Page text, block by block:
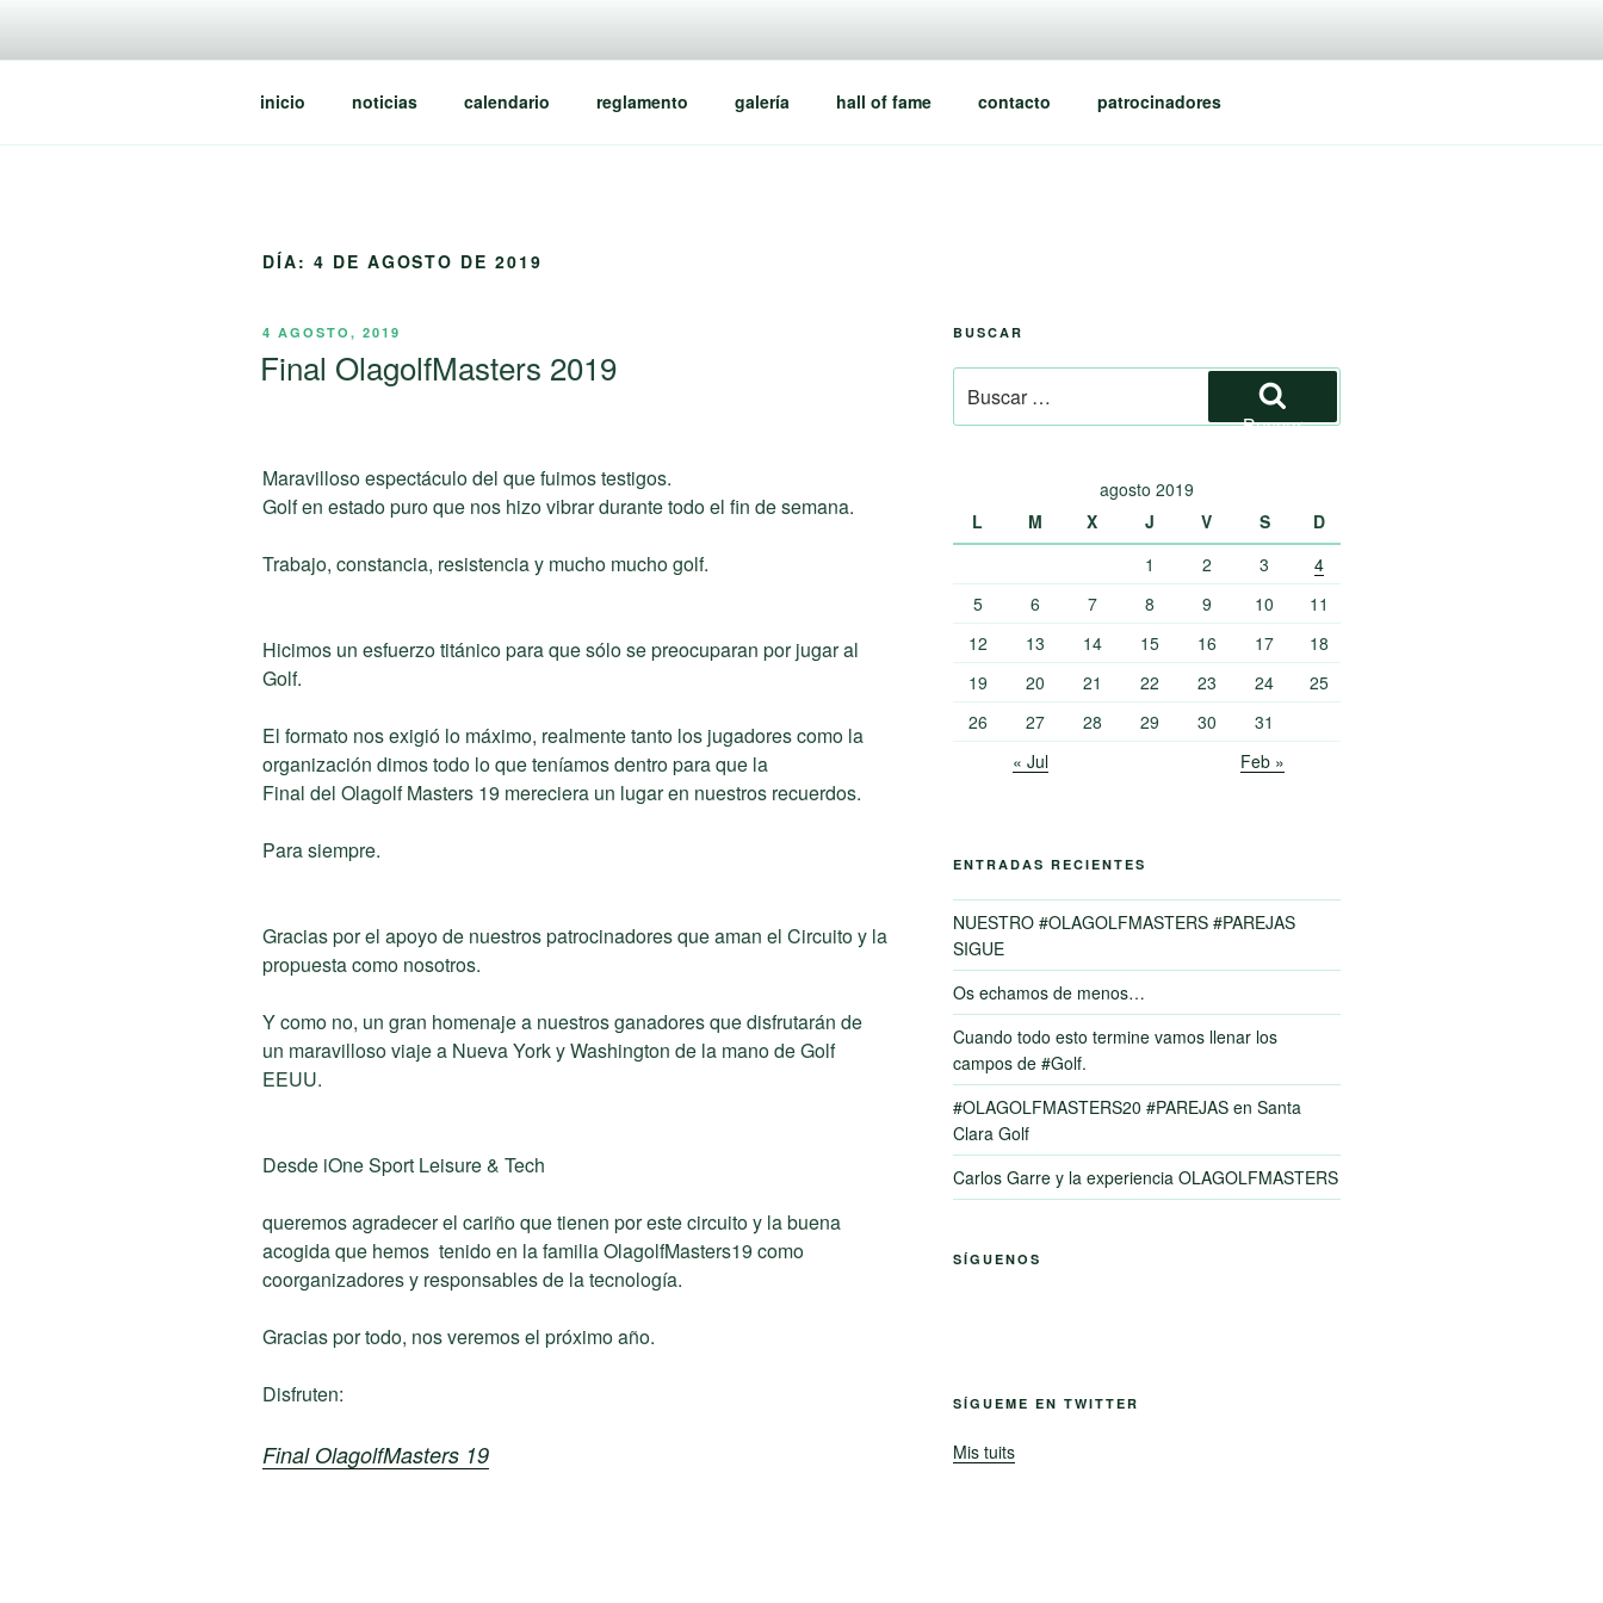
contenido
inicio noticias calendario reglamento galería hall of fame contacto patrocinadores
DÍA: 4 DE AGOSTO DE 2019
PUBLICADO
4 AGOSTO, 2019
Final OlagolfMasters 2019
Maravilloso espectáculo del que fuimos testigos.
Golf en estado puro que nos hizo vibrar durante todo el fin de semana.
Trabajo, constancia, resistencia y mucho mucho golf.
Hicimos un esfuerzo titánico para que sólo se preocuparan por jugar al
Golf.
El formato nos exigió lo máximo, realmente tanto los jugadores como la
organización dimos todo lo que teníamos dentro para que la
Final del Olagolf Masters 19 mereciera un lugar en nuestros recuerdos.
Para siempre.
Gracias por el apoyo de nuestros patrocinadores que aman el Circuito y la
propuesta como nosotros.
Y como no, un gran homenaje a nuestros ganadores que disfrutarán de
un maravilloso viaje a Nueva York y Washington de la mano de Golf
EEUU.
Desde iOne Sport Leisure & Tech
queremos agradecer el cariño que tienen por este circuito y la buena
acogida que hemos tenido en la familia OlagolfMasters19 como
coorganizadores y responsables de la tecnología.
Gracias por todo, nos veremos el próximo año.
Disfruten:
Final OlagolfMasters 19
BUSCAR
por:
Buscar
agosto 2019
L
M X J V S
D
1
2 3
4
5
6 7 8 9 10
11
12
13 14 15 16 17
18
19
20 21 22 23 24
25
26
27 28 29 30
31
« Jul
Feb »
ENTRADAS RECIENTES
NUESTRO #OLAGOLFMASTERS #PAREJAS
SIGUE
Os echamos de menos…
Cuando todo esto termine vamos llenar los
campos de #Golf.
#OLAGOLFMASTERS20 #PAREJAS en Santa
Clara Golf
Carlos Garre y la experiencia OLAGOLFMASTERS
SÍGUENOS
SÍGUEME EN TWITTER
Mis tuits